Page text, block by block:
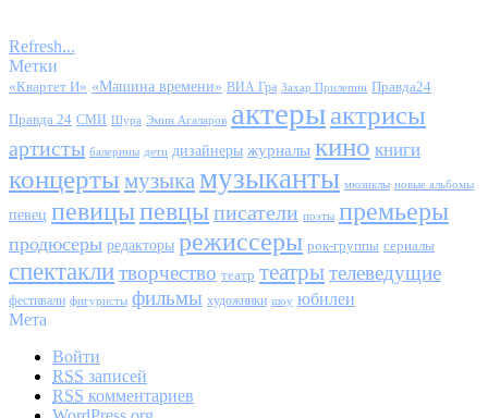
Refresh...
Метки
«Квартет И» «Машина времени» ВИА Гра Захар Прилепин Правда24
Правда 24 СМИ Шура Эмин Агаларов актерыактрисы
артисты балерины дети дизайнеры журналы кино книги
концерты музыка музыканты мюзиклы новые альбомы
певец певицыпевцыписатели поэты премьеры
продюсеры редакторы режиссеры рок-группы сериалы
спектаклитворчество театр театрытелеведущие
фестивали фигуристы фильмы художники шоу юбилеи
Мета
Войти
RSS записей
RSS комментариев